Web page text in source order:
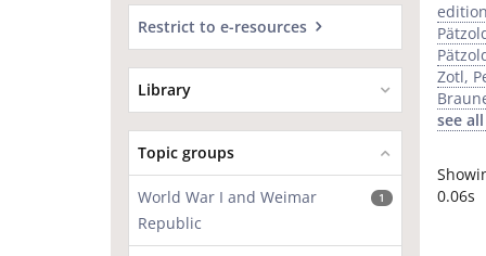
Zotl,
see
0.06s
Restrict to e-resources
Library
Topic groups
World War I and Weimar
Republic
1